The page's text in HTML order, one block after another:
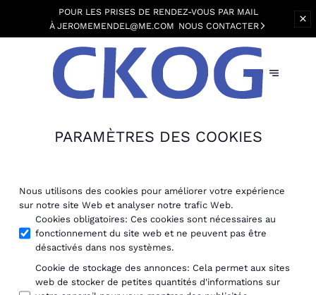
POUR LES PRISES DE RENDEZ-VOUS PAR MAIL
À JEROMEMENDEL@ME.COM NOUS CONTACTER
PARAMÈTRES DES COOKIES
Nous utilisons des cookies pour améliorer votre expérience
sur notre site Web et analyser notre trafic Web.
Cookies obligatoires: Ces cookies sont nécessaires au
fonctionnement du site web et ne peuvent pas être
désactivés dans nos systèmes.
Cookie de stockage des annonces: Cela permet aux sites
web de stocker de petites quantités d'informations sur